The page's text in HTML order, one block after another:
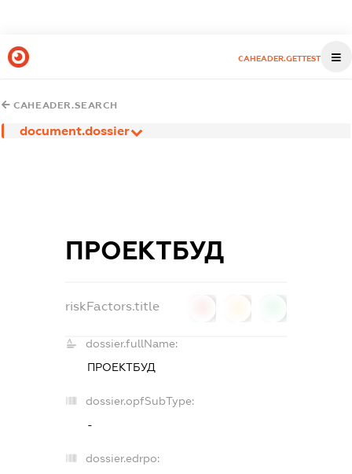
CAHEADER.GETTEST
CAHEADER.SEARCH
document.dossier
ПРОЕКТБУД
riskFactors.title
dossier.fullName:
ПРОЕКТБУД
dossier.opfSubType:
-
dossier.edrpo: